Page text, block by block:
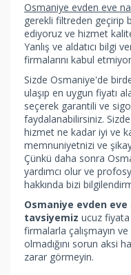
Osmaniye evden eve
gerekli filtreden geçirip
ediyoruz ve hizmet
Yanlış ve aldatıcı bilgi
firmalarını kabul
Sizde Osmaniye'de
ulaşıp en uygun fiyatı
seçerek garantili ve
faydalanabilirsiniz. Sizde
hizmet ne kadar iyi ve
memnuniyetnizi ve
Çünkü daha sonra
yardımcı olur ve
hakkında bizi
Osmaniye evden
tavsiyemiz ucuz
firmalarla çalışmayın
olmadığını sorun aksi
zarar görmeyin.